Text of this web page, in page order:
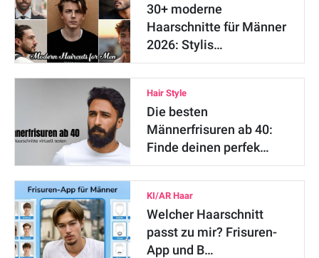
30+ moderne
Haarschnitte für Männer
2026: Stylis…
Hair Style
Die besten
Männerfrisuren ab 40:
Finde deinen perfek…
KI/AR Haar
Welcher Haarschnitt
passt zu mir? Frisuren-
App und B…